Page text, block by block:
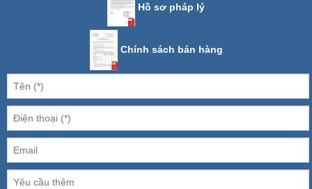
Hồ sơ pháp lý
Chính sách bán hàng